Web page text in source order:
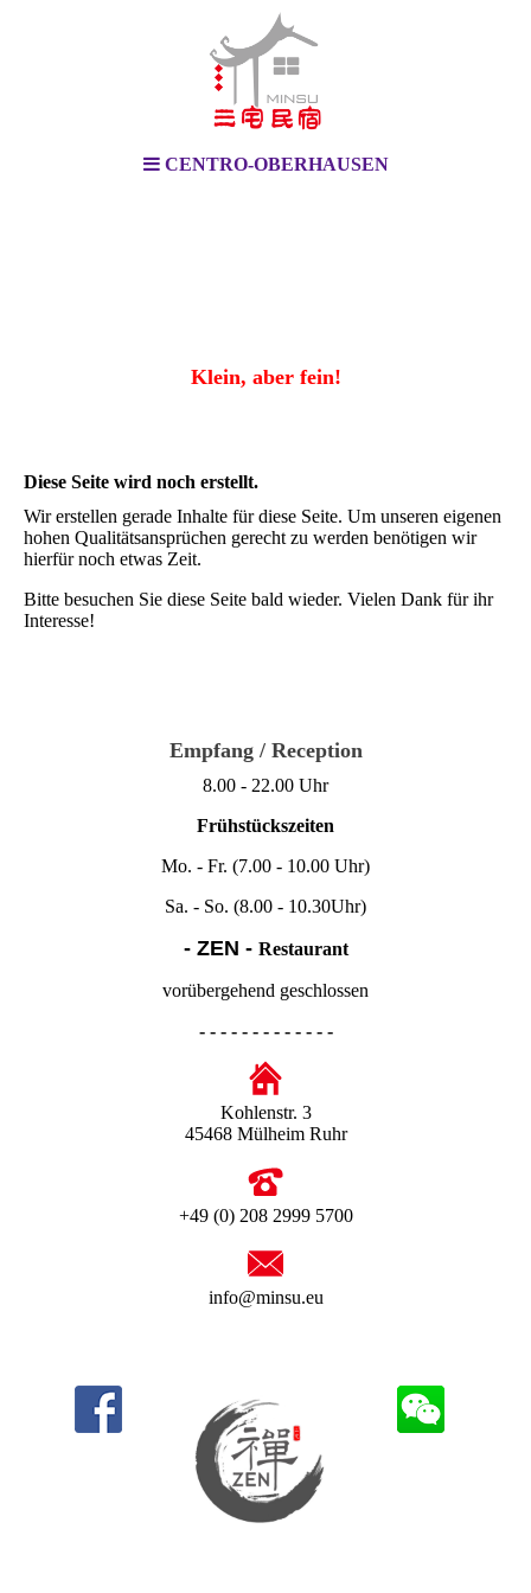
CENTRO-OBERHAUSEN
Klein, aber fein!
Diese Seite wird noch erstellt.
Wir erstellen gerade Inhalte für diese Seite. Um unseren eigenen
hohen Qualitätsansprüchen gerecht zu werden benötigen wir
hierfür noch etwas Zeit.
Bitte besuchen Sie diese Seite bald wieder. Vielen Dank für ihr
Interesse!
Empfang / Reception
8.00 - 22.00 Uhr
Frühstückszeiten
Mo. - Fr. (7.00 - 10.00 Uhr)
Sa. - So. (8.00 - 10.30Uhr)
- ZEN - Restaurant
vorübergehend geschlossen
- - - - - - - - - - - - -
Kohlenstr. 3
45468 Mülheim Ruhr
+49 (0) 208 2999 5700
info@minsu.eu